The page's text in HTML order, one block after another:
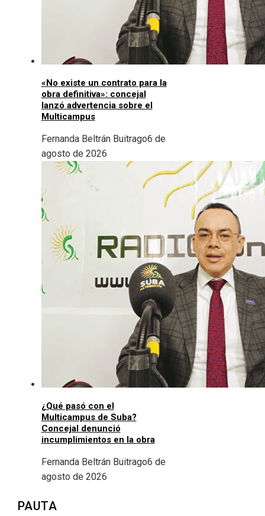
«No existe un contrato para la
obra definitiva»: concejal
lanzó advertencia sobre el
Multicampus
Fernanda Beltrán Buitrago6 de
agosto de 2026
¿Qué pasó con el
Multicampus de Suba?
Concejal denunció
incumplimientos en la obra
Fernanda Beltrán Buitrago6 de
agosto de 2026
PAUTA